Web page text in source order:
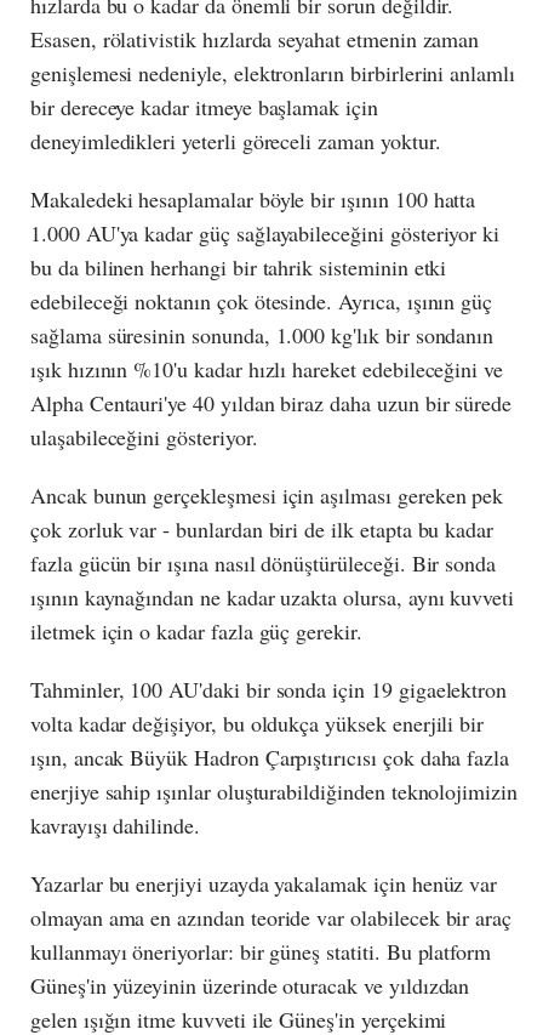
Esasen, rölativistik hızlarda seyahat etmenin zaman
genişlemesi nedeniyle, elektronların birbirlerini anlamlı
bir dereceye kadar itmeye başlamak için
deneyimledikleri yeterli göreceli zaman yoktur.
Makaledeki hesaplamalar böyle bir ışının 100 hatta
1.000 AU'ya kadar güç sağlayabileceğini gösteriyor ki
bu da bilinen herhangi bir tahrik sisteminin etki
edebileceği noktanın çok ötesinde. Ayrıca, ışının güç
sağlama süresinin sonunda, 1.000 kg'lık bir sondanın
ışık hızının %10'u kadar hızlı hareket edebileceğini ve
Alpha Centauri'ye 40 yıldan biraz daha uzun bir sürede
ulaşabileceğini gösteriyor.
Ancak bunun gerçekleşmesi için aşılması gereken pek
çok zorluk var - bunlardan biri de ilk etapta bu kadar
fazla gücün bir ışına nasıl dönüştürüleceği. Bir sonda
ışının kaynağından ne kadar uzakta olursa, aynı kuvveti
iletmek için o kadar fazla güç gerekir.
Tahminler, 100 AU'daki bir sonda için 19 gigaelektron
volta kadar değişiyor, bu oldukça yüksek enerjili bir
ışın, ancak Büyük Hadron Çarpıştırıcısı çok daha fazla
enerjiye sahip ışınlar oluşturabildiğinden teknolojimizin
kavrayışı dahilinde.
Yazarlar bu enerjiyi uzayda yakalamak için henüz var
olmayan ama en azından teoride var olabilecek bir araç
kullanmayı öneriyorlar: bir güneş statiti. Bu platform
Güneş'in yüzeyinin üzerinde oturacak ve yıldızdan
gelen ışığın itme kuvveti ile Güneş'in yerçekimi